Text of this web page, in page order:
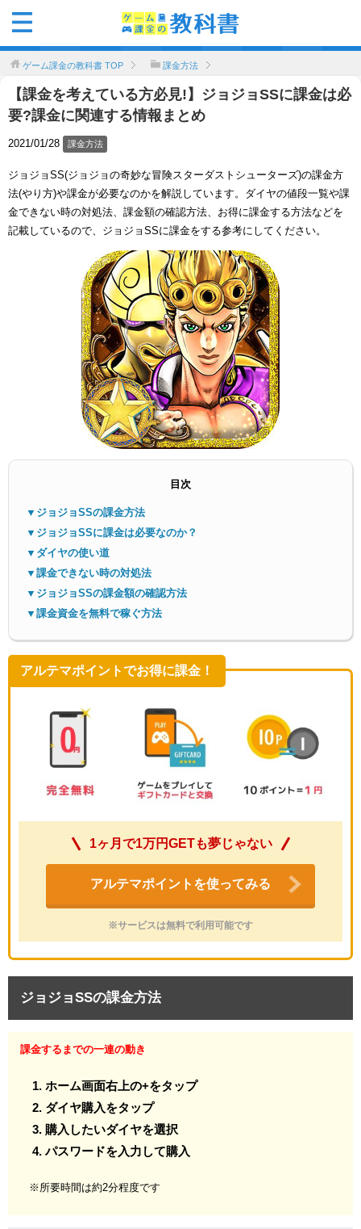
ゲーム課金の教科書 TOP 課金方法
【課金を考えている方必見!】ジョジョSSに課金は必
要?課金に関連する情報まとめ
2021/01/28 課金方法
ジョジョSS(ジョジョの奇妙な冒険スターダストシューターズ)の課金方
法(やり方)や課金が必要なのかを解説しています。ダイヤの値段一覧や課
金できない時の対処法、課金額の確認方法、お得に課金する方法などを
記載しているので、ジョジョSSに課金をする参考にしてください。
目次
▼ジョジョSSの課金方法
▼ジョジョSSに課金は必要なのか？
▼ダイヤの使い道
▼課金できない時の対処法
▼ジョジョSSの課金額の確認方法
▼課金資金を無料で稼ぐ方法
アルテマポイントでお得に課金！
1ヶ月で1万円GETも夢じゃない
アルテマポイントを使ってみる
※サービスは無料で利用可能です
ジョジョSSの課金方法
課金するまでの一連の動き
ホーム画面右上の+をタップ
ダイヤ購入をタップ
購入したいダイヤを選択
パスワードを入力して購入
※所要時間は約2分程度です